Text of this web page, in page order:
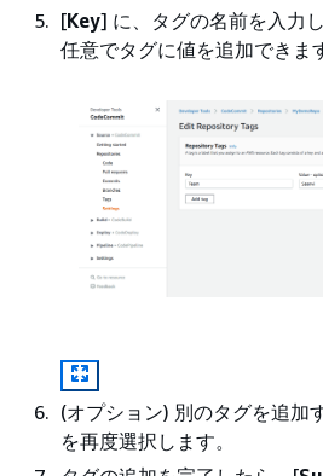
[Key] に、タグの名前を入力
任意でタグに値を追加できま
(オプション) 別のタグを追加
を再度選択します。